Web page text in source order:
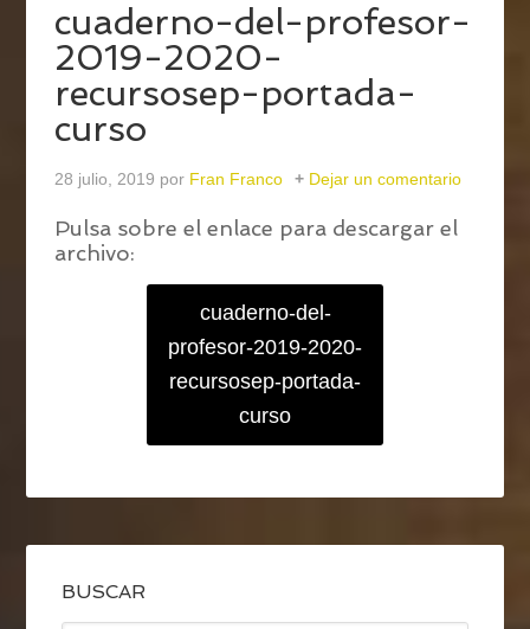
cuaderno-del-profesor-
2019-2020-
recursosep-portada-
curso
28 julio, 2019 por Fran Franco Dejar un comentario
Pulsa sobre el enlace para descargar el
archivo:
cuaderno-del-
profesor-2019-2020-
recursosep-portada-
curso
BUSCAR